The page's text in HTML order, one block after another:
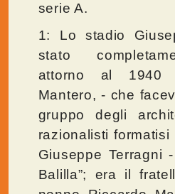
serie A.
1: Lo stadio
stato
attorno al 1940
Mantero, - che
gruppo degli
razionalisti
Giuseppe Terragni
Balilla”; era il